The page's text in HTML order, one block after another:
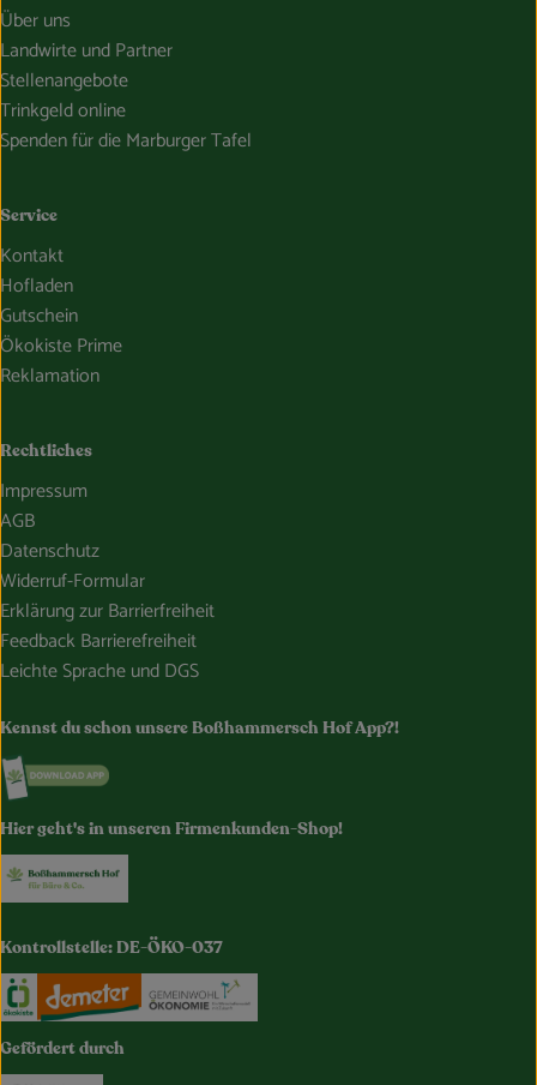
Über uns
Landwirte und Partner
Stellenangebote
Trinkgeld online
Spenden für die Marburger Tafel
Service
Kontakt
Hofladen
Gutschein
Ökokiste Prime
Reklamation
Rechtliches
Impressum
AGB
Datenschutz
Widerruf-Formular
Erklärung zur Barrierfreiheit
Feedback Barrierefreiheit
Leichte Sprache und DGS
Kennst du schon unsere Boßhammersch Hof App?!
Externer Link zu https://www.bosshammersch-
Hier geht's in unseren Firmenkunden-Shop!
Kontrollstelle: DE-ÖKO-037
Externer Link zu https://www.oekokiste.de/
Externer Link zu https://www.demeter.de/
Gefördert durch